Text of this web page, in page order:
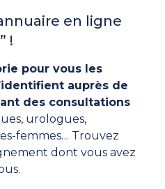
en ligne
!
pour vous les
auprès de
des consultations
urologues,
femmes… Trouvez
dont vous avez